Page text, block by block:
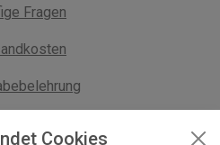
Cookies
Fragen